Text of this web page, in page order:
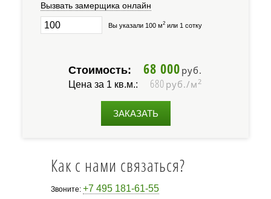
Вызвать замерщика онлайн
Вы указали 100 м2 или 1 сотку
Стоимость: 68 000 руб.
Цена за 1 кв.м.: 680 руб./м2
ЗАКАЗАТЬ
Как с нами связаться?
Звоните: +7 495 181-61-55